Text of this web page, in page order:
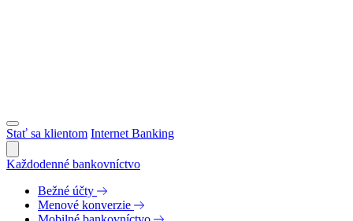
Stať sa klientom Internet Banking
Každodenné bankovníctvo
Bežné účty
Menové konverzie